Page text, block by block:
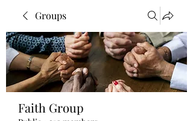
Groups
Faith Group